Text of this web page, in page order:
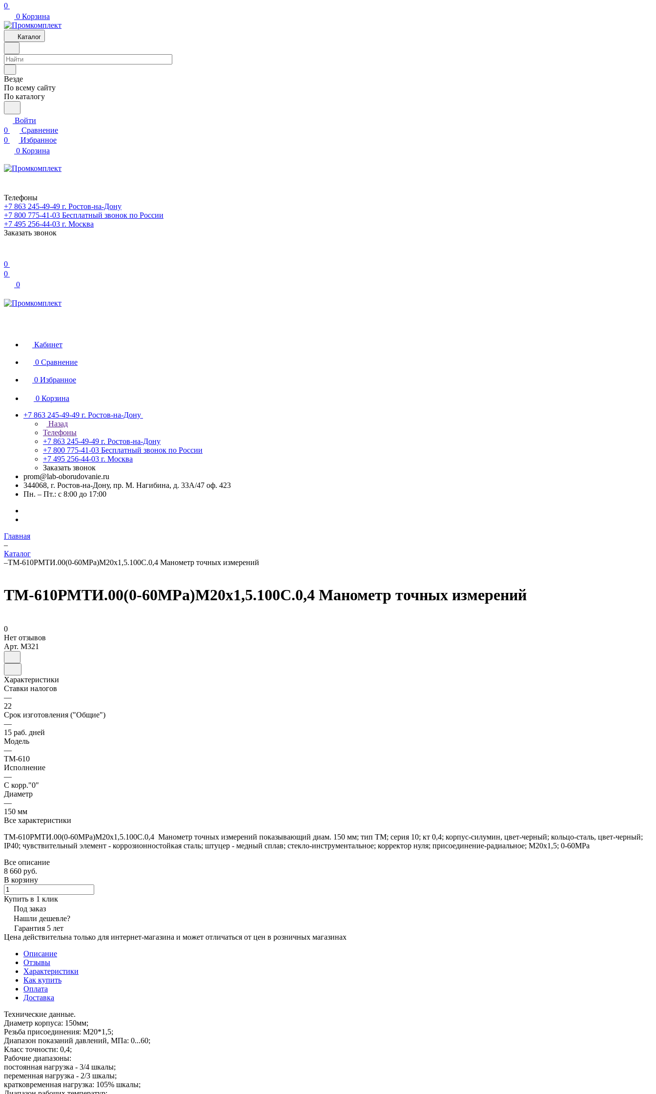
0
0 Корзина
Каталог
Везде
По всему сайту
По каталогу
Войти
0
Сравнение
0
Избранное
0 Корзина
Телефоны
+7 863 245-49-49 г. Ростов-на-Дону
+7 800 775-41-03 Бесплатный звонок по России
+7 495 256-44-03 г. Москва
Заказать звонок
0
0
0
Кабинет
0 Сравнение
0 Избранное
0 Корзина
+7 863 245-49-49 г. Ростов-на-Дону
Назад
Телефоны
+7 863 245-49-49 г. Ростов-на-Дону
+7 800 775-41-03 Бесплатный звонок по России
+7 495 256-44-03 г. Москва
Заказать звонок
prom@lab-oborudovanie.ru
344068, г. Ростов-на-Дону, пр. М. Нагибина, д. 33А/47 оф. 423
Пн. – Пт.: с 8:00 до 17:00
Главная
–
Каталог
–ТМ-610РМТИ.00(0-60MPa)М20х1,5.100C.0,4 Манометр точных измерений
ТМ-610РМТИ.00(0-60MPa)М20х1,5.100C.0,4 Манометр точных измерений
0
Нет отзывов
Арт. M321
Характеристики
Ставки налогов
—
22
Срок изготовления ("Общие")
—
15 раб. дней
Модель
—
ТМ-610
Исполнение
—
С корр."0"
Диаметр
—
150 мм
Все характеристики
ТМ-610РМТИ.00(0-60MPa)М20х1,5.100C.0,4 Манометр точных измерений показывающий диам. 150 мм; тип ТМ; серия 10; кт 0,4; корпус-силумин, цвет-черный; кольцо-сталь, цвет-черный;
IP40; чувствительный элемент - коррозионностойкая сталь; штуцер - медный сплав; стекло-инструментальное; корректор нуля; присоединение-радиальное; М20х1,5; 0-60MPa
Все описание
8 660 руб.
В корзину
Купить в 1 клик
Под заказ
Нашли дешевле?
Гарантия 5 лет
Цена действительна только для интернет-магазина и может отличаться от цен в розничных магазинах
Описание
Отзывы
Характеристики
Как купить
Оплата
Доставка
Технические данные.
Диаметр корпуса: 150мм;
Резьба присоединения: М20*1,5;
Диапазон показаний давлений, МПа: 0...60;
Класс точности: 0,4;
Рабочие диапазоны:
постоянная нагрузка - 3/4 шкалы;
переменная нагрузка - 2/3 шкалы;
кратковременная нагрузка: 105% шкалы;